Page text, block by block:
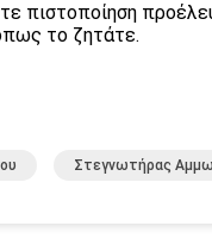
πιστοποίηση
το ζητάτε.
Στεγνωτήρας